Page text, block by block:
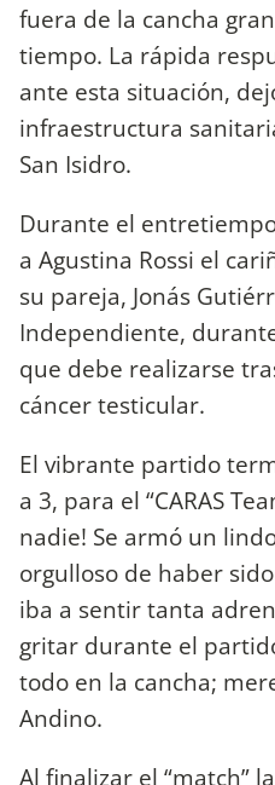
fuera de la cancha
tiempo. La rápida
ante esta situación,
infraestructura
San Isidro.
Durante el
a Agustina Rossi el
su pareja, Jonás
Independiente,
que debe realizarse
cáncer testicular.
El vibrante partido
a 3, para el “CARAS
nadie! Se armó un
orgulloso de haber
iba a sentir tanta
gritar durante el
todo en la cancha;
Andino.
Al finalizar el “match”